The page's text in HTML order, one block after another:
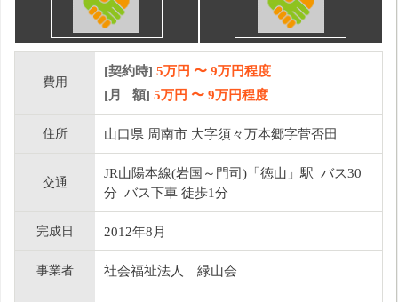
費用
[契約時] 5万円 〜 9万円程度
[月 額] 5万円 〜 9万円程度
住所 山口県 周南市 大字須々万本郷字菅否田
交通
JR山陽本線(岩国～門司)「徳山」駅 バス30
分 バス下車 徒歩1分
完成日 2012年8月
事業者 社会福祉法人 緑山会